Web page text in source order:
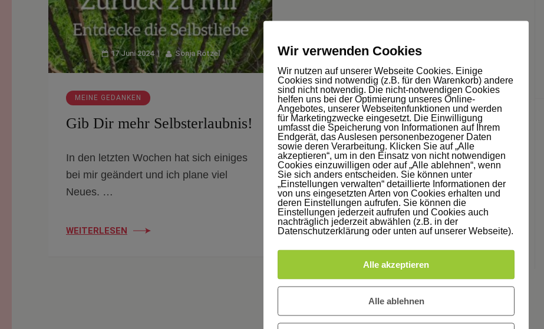
17 Juni 2024 Sonja Rötzel
MEINE GEDANKEN
Gib Dir mehr Selbsterlaubnis!
In den letzten Wochen hat sich einiges
bei mir geändert und ich plane viel
Neues. …
WEITERLESEN
Wir verwenden Cookies
Wir nutzen auf unserer Webseite Cookies. Einige
Cookies sind notwendig (z.B. für den Warenkorb) andere
sind nicht notwendig. Die nicht-notwendigen Cookies
helfen uns bei der Optimierung unseres Online-
Angebotes, unserer Webseitenfunktionen und werden
für Marketingzwecke eingesetzt. Die Einwilligung
umfasst die Speicherung von Informationen auf Ihrem
Endgerät, das Auslesen personenbezogener Daten
sowie deren Verarbeitung. Klicken Sie auf „Alle
akzeptieren“, um in den Einsatz von nicht notwendigen
Cookies einzuwilligen oder auf „Alle ablehnen“, wenn
Sie sich anders entscheiden. Sie können unter
„Einstellungen verwalten“ detaillierte Informationen der
von uns eingesetzten Arten von Cookies erhalten und
deren Einstellungen aufrufen. Sie können die
Einstellungen jederzeit aufrufen und Cookies auch
nachträglich jederzeit abwählen (z.B. in der
Datenschutzerklärung oder unten auf unserer Webseite).
Alle akzeptieren
Alle ablehnen